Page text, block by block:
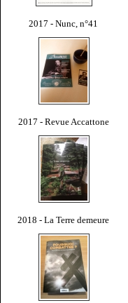
2017 - Nunc, n°41
2017 - Revue Accattone
2018 - La Terre demeure